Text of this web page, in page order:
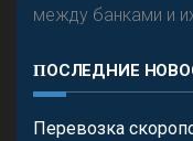
между банками и
ПОСЛЕДНИЕ
Перевозка